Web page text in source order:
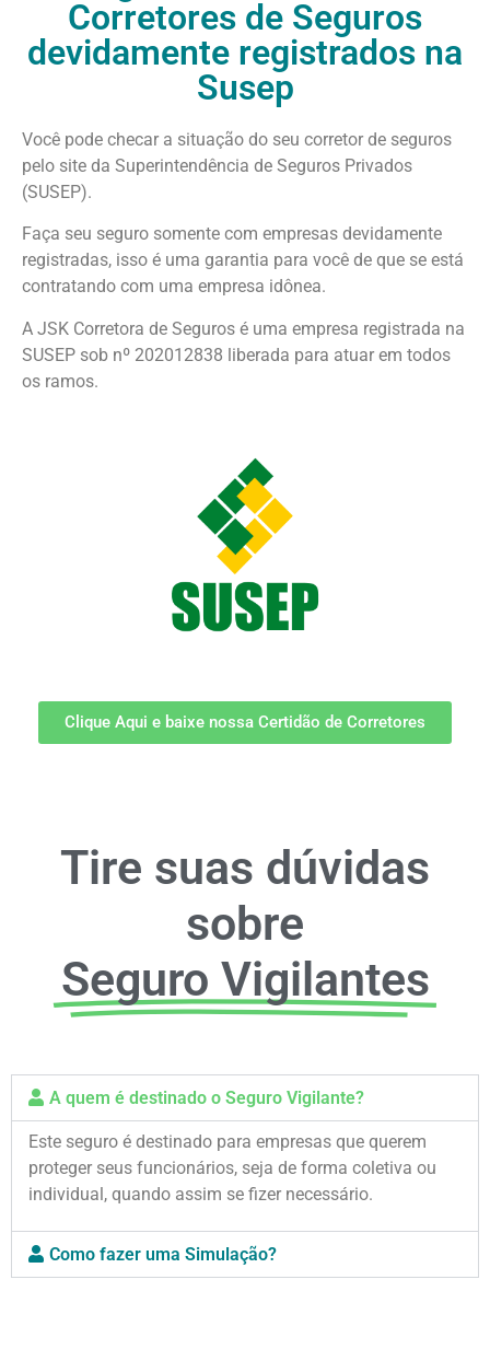
Corretores de Seguros
devidamente registrados na
Susep
Você pode checar a situação do seu corretor de seguros
pelo site da Superintendência de Seguros Privados
(SUSEP).
Faça seu seguro somente com empresas devidamente
registradas, isso é uma garantia para você de que se está
contratando com uma empresa idônea.
A JSK Corretora de Seguros é uma empresa registrada na
SUSEP sob nº 202012838 liberada para atuar em todos
os ramos.
Clique Aqui e baixe nossa Certidão de Corretores
Tire suas dúvidas
sobre
Seguro Vigilantes
A quem é destinado o Seguro Vigilante?
Este seguro é destinado para empresas que querem
proteger seus funcionários, seja de forma coletiva ou
individual, quando assim se fizer necessário.
Como fazer uma Simulação?